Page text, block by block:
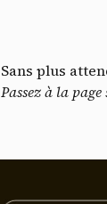
Sans plus
Passez à la